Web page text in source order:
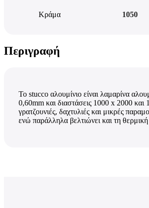
Κράμα 1050
Περιγραφή
Το stucco αλουμίνιο είναι λαμαρίνα
0,60mm και διαστάσεις 1000 x 2000
γρατζουνιές, δαχτυλιές και μικρές
ενώ παράλληλα βελτιώνει και τη